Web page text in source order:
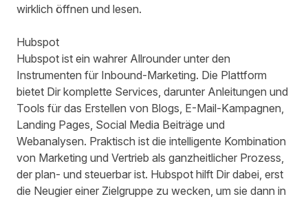
wirklich öffnen und lesen.
Hubspot
Hubspot ist ein wahrer Allrounder unter den
Instrumenten für Inbound-Marketing. Die Plattform
bietet Dir komplette Services, darunter Anleitungen und
Tools für das Erstellen von Blogs, E-Mail-Kampagnen,
Landing Pages, Social Media Beiträge und
Webanalysen. Praktisch ist die intelligente Kombination
von Marketing und Vertrieb als ganzheitlicher Prozess,
der plan- und steuerbar ist. Hubspot hilft Dir dabei, erst
die Neugier einer Zielgruppe zu wecken, um sie dann in